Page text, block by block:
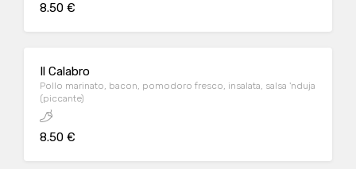
8.50 €
Il Calabro
Pollo marinato, bacon, pomodoro fresco, insalata, salsa 'nduja
(piccante)
8.50 €